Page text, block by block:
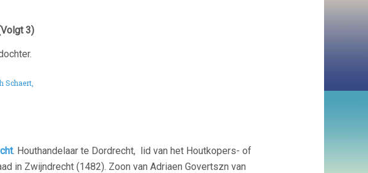
3)
Schaert
. Houthandelaar te Dordrecht, lid van het Houtkopers- of
in Zwijndrecht (1482). Zoon van Adriaen Govertszn van